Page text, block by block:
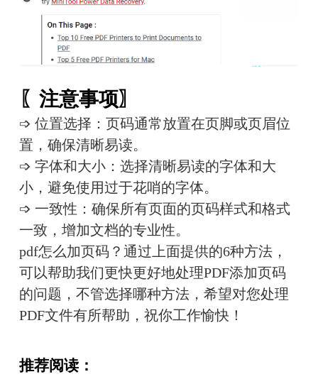
〖注意事项〗
➩ 位置选择：页码通常放置在页脚或页眉位
置，确保清晰易读。
➩ 字体和大小：选择清晰易读的字体和大
小，避免使用过于花哨的字体。
➩ 一致性：确保所有页面的页码样式和格式
一致，增加文档的专业性。
pdf怎么加页码？通过上面提供的6种方法，
可以帮助我们更快更好地处理PDF添加页码
的问题，不管选择哪种方法，希望对您处理
PDF文件有所帮助，祝你工作愉快！
推荐阅读：